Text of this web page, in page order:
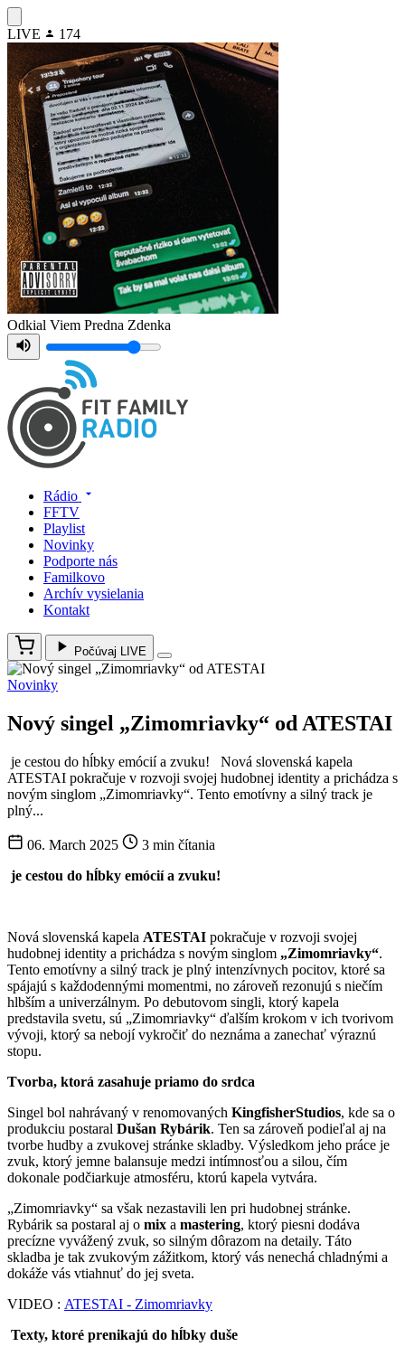
LIVE 174
Odkial Viem Predna Zdenka
Rádio
FFTV
Playlist
Novinky
Podporte nás
Familkovo
Archív vysielania
Kontakt
Počúvaj LIVE
Novinky
Nový singel „Zimomriavky“ od ATESTAI
je cestou do hĺbky emócií a zvuku! Nová slovenská kapela
ATESTAI pokračuje v rozvoji svojej hudobnej identity a prichádza s
novým singlom „Zimomriavky“. Tento emotívny a silný track je
plný...
06. March 2025
3 min čítania
je cestou do hĺbky emócií a zvuku!
Nová slovenská kapela ATESTAI pokračuje v rozvoji svojej
hudobnej identity a prichádza s novým singlom „Zimomriavky“.
Tento emotívny a silný track je plný intenzívnych pocitov, ktoré sa
spájajú s každodennými momentmi, no zároveň rezonujú s niečím
hlbším a univerzálnym. Po debutovom singli, ktorý kapela
predstavila svetu, sú „Zimomriavky“ ďalším krokom v ich tvorivom
vývoji, ktorý sa nebojí vykročiť do neznáma a zanechať výraznú
stopu.
Tvorba, ktorá zasahuje priamo do srdca
Singel bol nahrávaný v renomovaných KingfisherStudios, kde sa o
produkciu postaral Dušan Rybárik. Ten sa zároveň podieľal aj na
tvorbe hudby a zvukovej stránke skladby. Výsledkom jeho práce je
zvuk, ktorý jemne balansuje medzi intímnosťou a silou, čím
dokonale podčiarkuje atmosféru, ktorú kapela vytvára.
„Zimomriavky“ sa však nezastavili len pri hudobnej stránke.
Rybárik sa postaral aj o mix a mastering, ktorý piesni dodáva
precízne vyvážený zvuk, so silným dôrazom na detaily. Táto
skladba je tak zvukovým zážitkom, ktorý vás nenechá chladnými a
dokáže vás vtiahnuť do jej sveta.
VIDEO : ATESTAI - Zimomriavky
Texty, ktoré prenikajú do hĺbky duše